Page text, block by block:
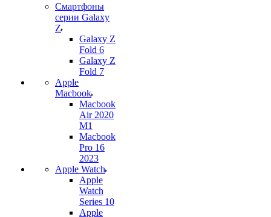
Смартфоны
серии Galaxy
Z
Galaxy Z
Fold 6
Galaxy Z
Fold 7
Apple
Macbook
Macbook
Air 2020
M1
Macbook
Pro 16
2023
Apple Watch
Apple
Watch
Series 10
Apple